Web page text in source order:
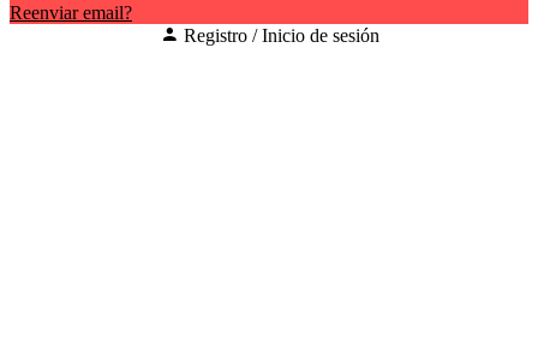
Reenviar email?
Registro / Inicio de sesión